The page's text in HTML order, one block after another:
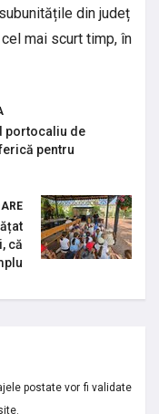
din județ
mai scurt timp, în
portocaliu de
pentru
că
postate vor fi validate